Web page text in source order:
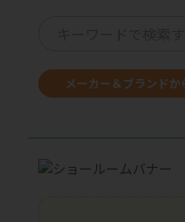
メーカー＆ブランドか